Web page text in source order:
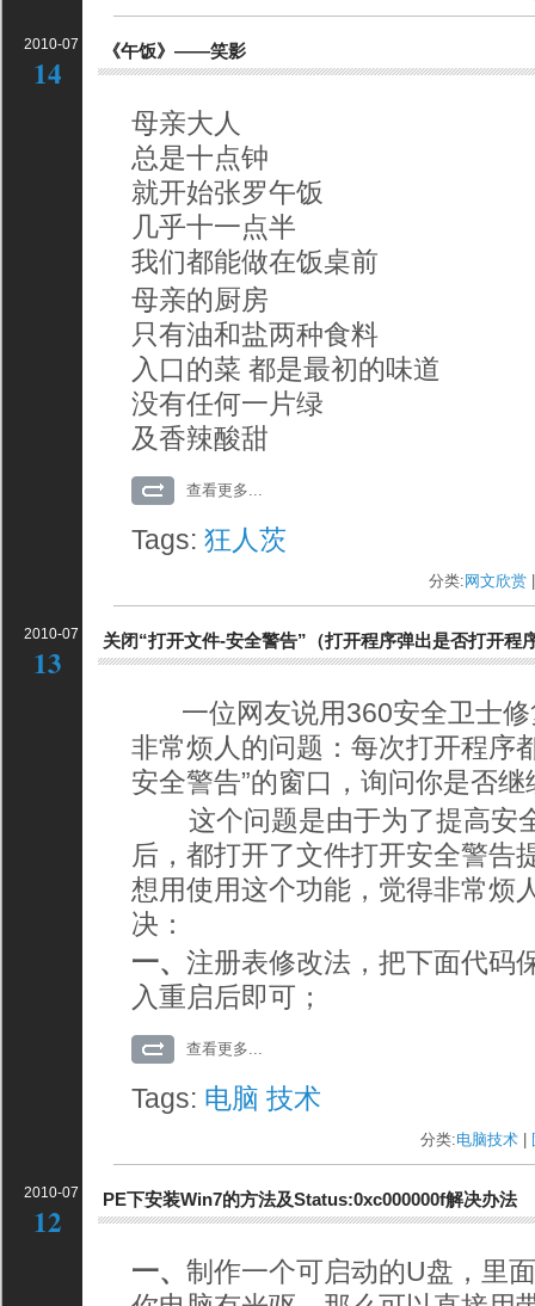
2010-07
14
《午饭》——笑影
母亲大人
总是十点钟
就开始张罗午饭
几乎十一点半
我们都能做在饭桌前
母亲的厨房
只有油和盐两种食料
入口的菜 都是最初的味道
没有任何一片绿
及香辣酸甜
查看更多...
Tags:狂人茨
分类: 网文欣赏
2010-07
13
关闭“打开文件-安全警告”（打开程序弹出是否打开程
一位网友说用360安全卫士修
非常烦人的问题：每次打开程序
安全警告”的窗口，询问你是否
这个问题是由于为了提高安
后，都打开了文件打开安全警告
想用使用这个功能，觉得非常烦
决：
一、注册表修改法，把下面代码
入重启后即可；
查看更多...
Tags: 电脑 技术
分类:电脑技术
2010-07
12
PE下安装Win7的方法及Status:0xc000000f解决办法
一、制作一个可启动的U盘，里